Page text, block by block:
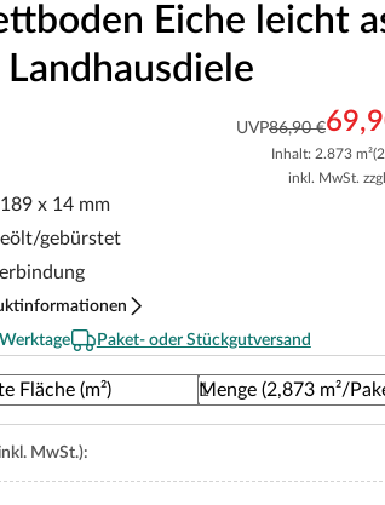
Eiche leicht
UVP86,90 €
Inhalt: 2.873 m²
inkl. MwSt.
x 14 mm
gebürstet
Paket- oder Stückgutversand
Fläche (m²) Menge (2,873 m²/
MwSt.):